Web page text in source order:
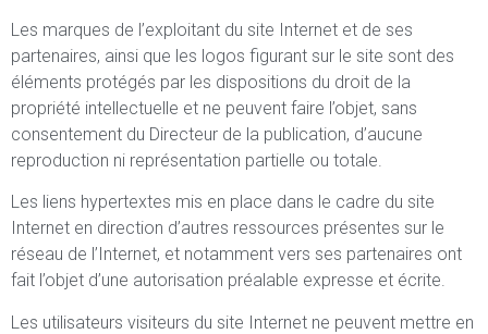
Les marques de l’exploitant du site Internet et de ses
partenaires, ainsi que les logos figurant sur le site sont des
éléments protégés par les dispositions du droit de la
propriété intellectuelle et ne peuvent faire l’objet, sans
consentement du Directeur de la publication, d’aucune
reproduction ni représentation partielle ou totale.
Les liens hypertextes mis en place dans le cadre du site
Internet en direction d’autres ressources présentes sur le
réseau de l’Internet, et notamment vers ses partenaires ont
fait l’objet d’une autorisation préalable expresse et écrite.
Les utilisateurs visiteurs du site Internet ne peuvent mettre en